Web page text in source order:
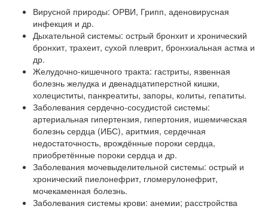
Вирусной природы: ОРВИ, Грипп, аденовирусная
инфекция и др.
Дыхательной системы: острый бронхит и хронический
бронхит, трахеит, сухой плеврит, бронхиальная астма и
др.
Желудочно-кишечного тракта: гастриты, язвенная
болезнь желудка и двенадцатиперстной кишки,
холециститы, панкреатиты, запоры, колиты, гепатиты.
Заболевания сердечно-сосудистой системы:
артериальная гипертензия, гипертония, ишемическая
болезнь сердца (ИБС), аритмия, сердечная
недостаточность, врождённые пороки сердца,
приобретённые пороки сердца и др.
Заболевания мочевыделительной системы: острый и
хронический пиелонефрит, гломерулонефрит,
мочекаменная болезнь.
Заболевания системы крови: анемии; расстройства